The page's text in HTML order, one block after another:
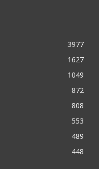
3977
1627
1049
872
808
553
489
448